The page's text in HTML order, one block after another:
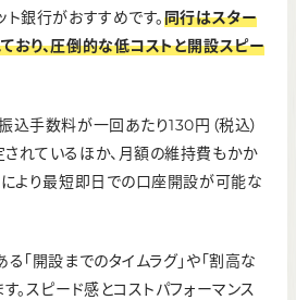
グ手数料
銀行がおすすめです。同行はスター
おり、圧倒的な低コストと開設スピー
込手数料が一回あたり130円（税込）
れているほか、月額の維持費もかか
により最短即日での口座開設が可能な
「開設までのタイムラグ」や「割高な
。スピード感とコストパフォーマンス